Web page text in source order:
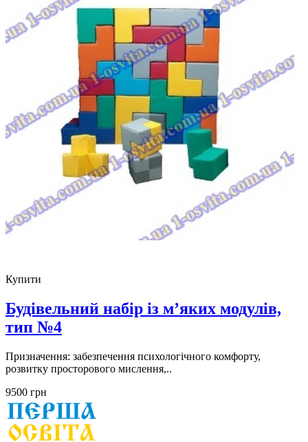
Купити
Будівельний набір із м’яких модулів,
тип №4
Призначення: забезпечення психологічного комфорту,
розвитку просторового мислення,..
9500 грн